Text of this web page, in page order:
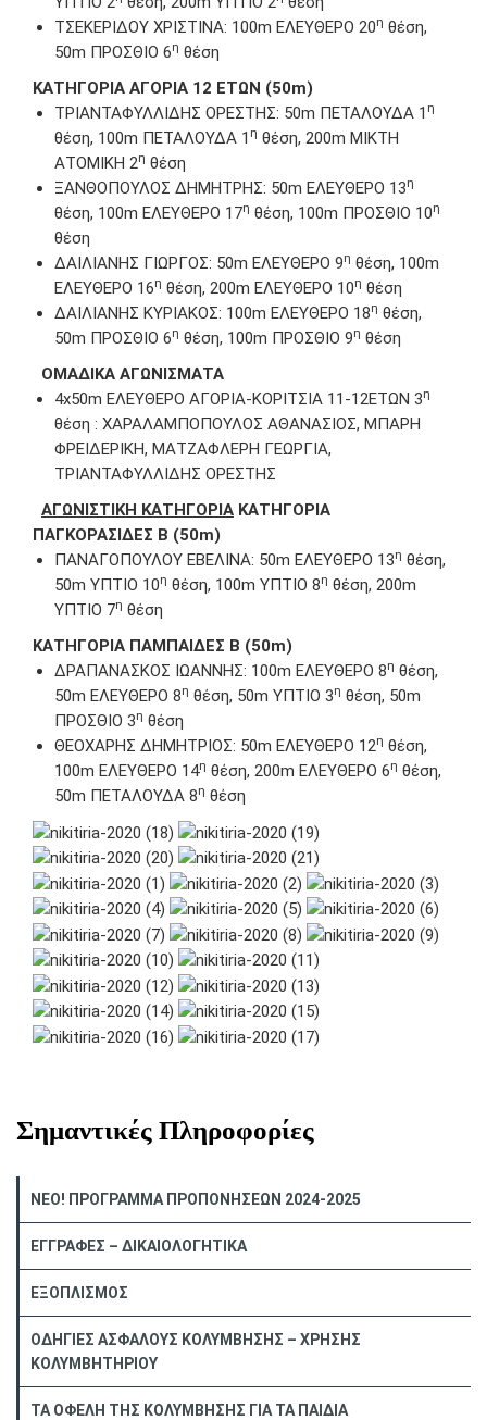
ΤΣΕΚΕΡΙΔΟΥ ΧΡΙΣΤΙΝΑ: 100m ΕΛΕΥΘΕΡΟ 20η θέση,
50m ΠΡΟΣΘΙΟ 6η θέση
ΚΑΤΗΓΟΡΙΑ ΑΓΟΡΙΑ 12 ΕΤΩΝ (50m)
ΤΡΙΑΝΤΑΦΥΛΛΙΔΗΣ ΟΡΕΣΤΗΣ: 50m ΠΕΤΑΛΟΥΔΑ 1 η
θέση, 100m ΠΕΤΑΛΟΥΔΑ 1 η θέση, 200m ΜΙΚΤΗ
ΑΤΟΜΙΚΗ 2η θέση
ΞΑΝΘΟΠΟΥΛΟΣ ΔΗΜΗΤΡΗΣ: 50m EΛΕΥΘΕΡΟ 13η
θέση, 100m EΛΕΥΘΕΡΟ 17η θέση, 100m ΠΡΟΣΘΙΟ 10η
θέση
ΔΑΙΛΙΑΝΗΣ ΓΙΩΡΓΟΣ: 50m EΛΕΥΘΕΡΟ 9η θέση, 100m
EΛΕΥΘΕΡΟ 16η θέση, 200m EΛΕΥΘΕΡΟ 10η θέση
ΔΑΙΛΙΑΝΗΣ ΚΥΡΙΑΚΟΣ: 100m EΛΕΥΘΕΡΟ 18η θέση,
50m ΠΡΟΣΘΙΟ 6η θέση, 100m ΠΡΟΣΘΙΟ 9η θέση
ΟΜΑΔΙΚΑ ΑΓΩΝΙΣΜΑΤΑ
4x50m ΕΛΕΥΘΕΡΟ ΑΓΟΡΙΑ-ΚΟΡΙΤΣΙΑ 11-12ΕΤΩΝ 3η
θέση : ΧΑΡΑΛΑΜΠΟΠΟΥΛΟΣ ΑΘΑΝΑΣΙΟΣ, ΜΠΑΡΗ
ΦΡΕΙΔΕΡΙΚΗ, ΜΑΤΖΑΦΛΕΡΗ ΓΕΩΡΓΙΑ,
ΤΡΙΑΝΤΑΦΥΛΛΙΔΗΣ ΟΡΕΣΤΗΣ
ΑΓΩΝΙΣΤΙΚΗ ΚΑΤΗΓΟΡΙΑ ΚΑΤΗΓΟΡΙΑ
ΠΑΓΚΟΡΑΣΙΔΕΣ Β (50m)
ΠΑΝΑΓΟΠΟΥΛΟΥ ΕΒΕΛΙΝΑ: 50m ΕΛΕΥΘΕΡΟ 13η θέση,
50m ΥΠΤΙΟ 10η θέση, 100m ΥΠΤΙΟ 8η θέση, 200m
ΥΠΤΙΟ 7η θέση
ΚΑΤΗΓΟΡΙΑ ΠΑΜΠΑΙΔΕΣ Β (50m)
ΔΡΑΠΑΝΑΣΚΟΣ ΙΩΑΝΝΗΣ: 100m ΕΛΕΥΘΕΡΟ 8η θέση,
50m ΕΛΕΥΘΕΡΟ 8η θέση, 50m ΥΠΤΙΟ 3η θέση, 50m
ΠΡΟΣΘΙΟ 3η θέση
ΘΕΟΧΑΡΗΣ ΔΗΜΗΤΡΙΟΣ: 50m EΛΕΥΘΕΡΟ 12η θέση,
100m EΛΕΥΘΕΡΟ 14η θέση, 200m EΛΕΥΘΕΡΟ 6η θέση,
50m ΠΕΤΑΛΟΥΔΑ 8η θέση
Σημαντικές Πληροφορίες
NEO! ΠΡΟΓΡΑΜΜΑ ΠΡΟΠΟΝΗΣΕΩΝ 2024-2025
ΕΓΓΡΑΦΕΣ – ΔΙΚΑΙΟΛΟΓΗΤΙΚΑ
ΕΞΟΠΛΙΣΜΟΣ
ΟΔΗΓΙΕΣ ΑΣΦΑΛΟΥΣ ΚΟΛΥΜΒΗΣΗΣ – ΧΡΗΣΗΣ
ΚΟΛΥΜΒΗΤΗΡΙΟΥ
ΤΑ ΟΦΕΛΗ ΤΗΣ ΚΟΛΥΜΒΗΣΗΣ ΓΙΑ ΤΑ ΠΑΙΔΙΑ